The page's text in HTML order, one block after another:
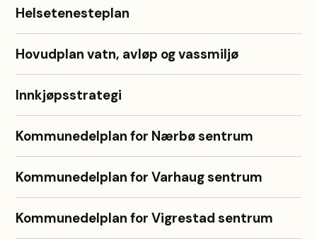
Helsetenesteplan
Hovudplan vatn, avløp og vassmiljø
Innkjøpsstrategi
Kommunedelplan for Nærbø sentrum
Kommunedelplan for Varhaug sentrum
Kommunedelplan for Vigrestad sentrum